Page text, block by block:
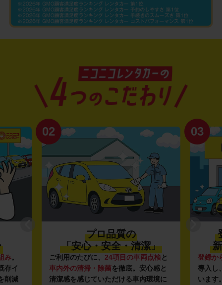
み。
存イ
削減
02
プロ品質の
「安心・安全・清潔」
ご利用のたびに、 24項目の車両点検と
車内外の清掃・除菌を徹底。安心感と
清潔感を感じていただける車内環境に
03
登録か
導入し
います